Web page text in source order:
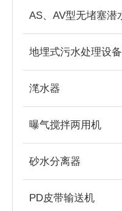
地埋式污水处理设备
滗水器
曝气搅拌两用机
砂水分离器
PD皮带输送机